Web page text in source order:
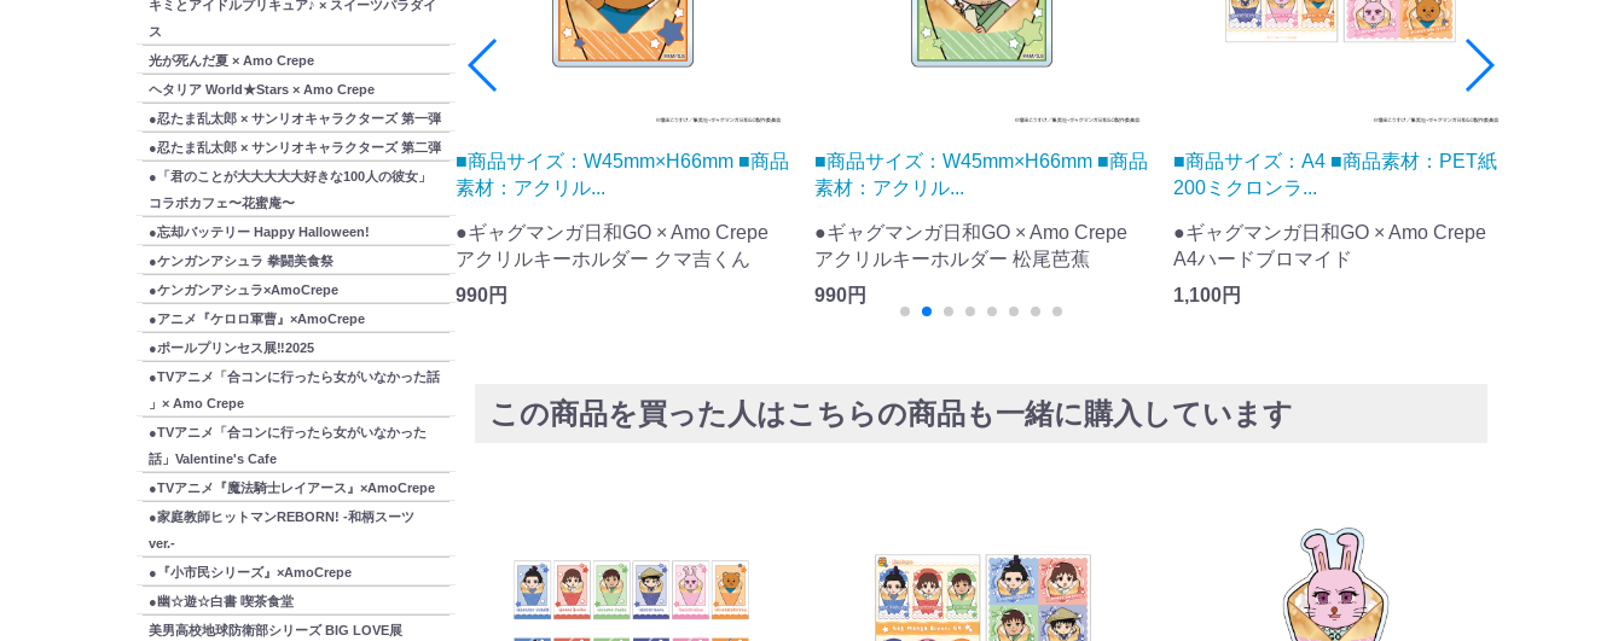
キミとアイドルプリキュア♪ × スイーツパラダイ
ス
光が死んだ夏 × Amo Crepe
ヘタリア World★Stars × Amo Crepe
●忍たま乱太郎 × サンリオキャラクターズ 第一弾
●忍たま乱太郎 × サンリオキャラクターズ 第二弾
●「君のことが大大大大大好きな100人の彼女」
コラボカフェ〜花蜜庵〜
●忘却バッテリー Happy Halloween!
●ケンガンアシュラ 拳闘美食祭
●ケンガンアシュラ×AmoCrepe
●アニメ『ケロロ軍曹』×AmoCrepe
●ポールプリンセス展‼2025
●TVアニメ「合コンに行ったら女がいなかった話
」× Amo Crepe
●TVアニメ「合コンに行ったら女がいなかった
話」Valentine's Cafe
●TVアニメ『魔法騎士レイアース』×AmoCrepe
●家庭教師ヒットマンREBORN! -和柄スーツ
ver.-
●『小市民シリーズ』×AmoCrepe
●幽☆遊☆白書 喫茶食堂
美男高校地球防衛部シリーズ BIG LOVE展
■商品サイズ：W45mm×H66mm ■商品
素材：アクリル...
●ギャグマンガ日和GO × Amo Crepe
アクリルキーホルダー クマ吉くん
■商品サイズ：W45mm×H66mm ■商品
素材：アクリル...
●ギャグマンガ日和GO × Amo Crepe
アクリルキーホルダー 松尾芭蕉
990円
■商品サイズ：A4 ■商品素材：PET紙
200ミクロンラ...
●ギャグマンガ日和GO × Amo Crepe
A4ハードブロマイド
1,100円
■商品サイズ：本体：
W50mm×H93mm ...
●ギャグマンガ日和GO × Amo Crepe
アクリルスタンド うさみちゃん
1,320円
この商品を買った人はこちらの商品も一緒に購入しています